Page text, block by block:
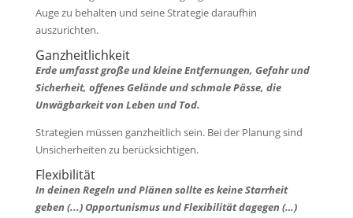
Auge zu behalten und seine Strategie daraufhin
auszurichten.
Ganzheitlichkeit
Erde umfasst große und kleine Entfernungen, Gefahr und
Sicherheit, offenes Gelände und schmale Pässe, die
Unwägbarkeit von Leben und Tod.
Strategien müssen ganzheitlich sein. Bei der Planung sind
Unsicherheiten zu berücksichtigen.
Flexibilität
In deinen Regeln und Plänen sollte es keine Starrheit
geben (...) Opportunismus und Flexibilität dagegen (…)